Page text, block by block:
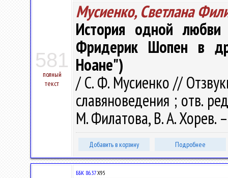
581
полный
текст
Мусиенко, Светлана
История одной
Фридерик Шопен в
Ноане")
/ С. Ф. Мусиенко //
славяноведения ; отв.
М. Филатова, В. А. Хорев.
Добавить в корзину Подробнее
ББК 86.37Х95